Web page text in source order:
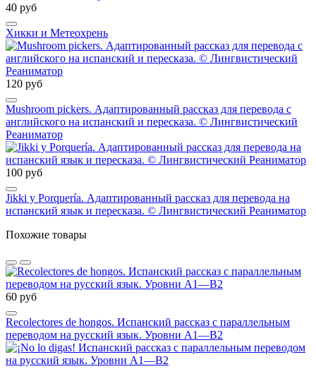
40 руб
Хикки и Метеохрень
120 руб
Mushroom pickers. Адаптированный рассказ для перевода с
английского на испанский и пересказа. © Лингвистический
Реаниматор
100 руб
Jikki y Porquería. Адаптированный рассказ для перевода на
испанский язык и пересказа. © Лингвистический Реаниматор
Похожие товары
60 руб
Recolectores de hongos. Испанский рассказ с параллельным
переводом на русский язык. Уровни А1—В2